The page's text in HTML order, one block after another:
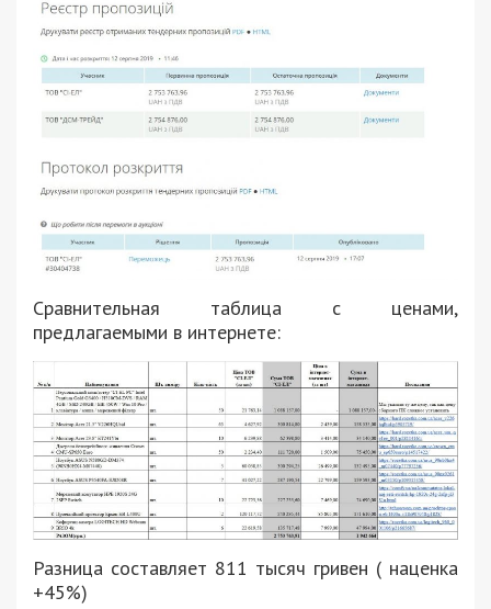
Сравнительная таблица с ценами,
предлагаемыми в интернете:
Разница составляет 811 тысяч гривен ( наценка
+45%)